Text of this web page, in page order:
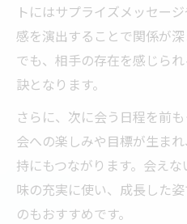
トにはサプライズメッセー
感を演出することで関係が
でも、相手の存在を感じら
訣となります。
さらに、次に会う日程を前
会への楽しみや目標が生ま
持にもつながります。会え
味の充実に使い、成長した
のもおすすめです。